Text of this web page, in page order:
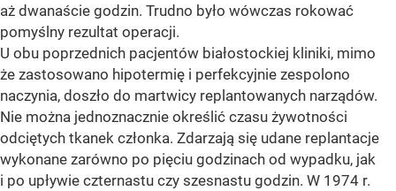
aż dwanaście godzin. Trudno było wówczas rokować
pomyślny rezultat operacji.
U obu poprzednich pacjentów białostockiej kliniki, mimo
że zastosowano hipotermię i perfekcyjnie zespolono
naczynia, doszło do martwicy replantowanych narządów.
Nie można jednoznacznie określić czasu żywotności
odciętych tkanek członka. Zdarzają się udane replantacje
wykonane zarówno po pięciu godzinach od wypadku, jak
i po upływie czternastu czy szesnastu godzin. W 1974 r.